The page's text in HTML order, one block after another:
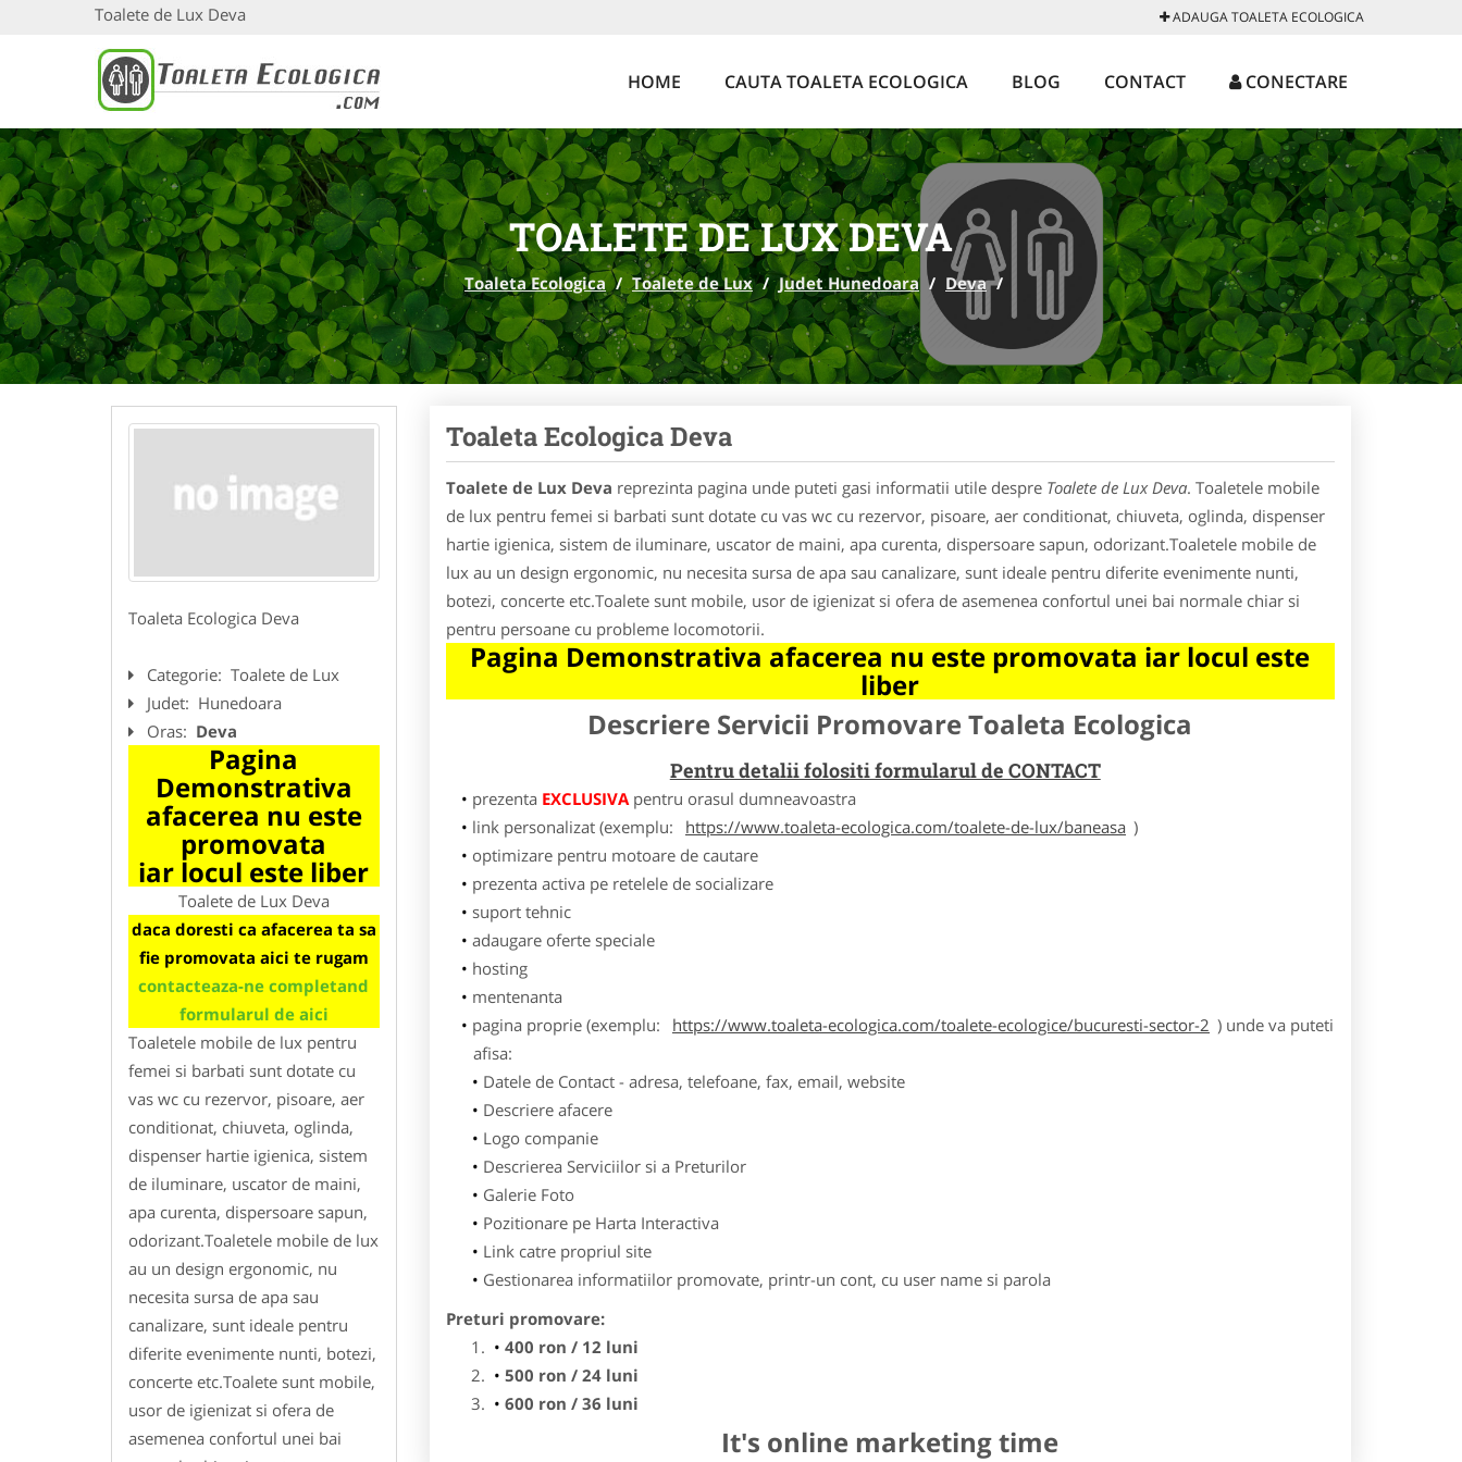
Toalete de Lux Deva ADAUGA TOALETA ECOLOGICA
HOME CAUTA TOALETA ECOLOGICA BLOG CONTACT CONECTARE
TOALETE DE LUX DEVA
Toaleta Ecologica / Toalete de Lux / Judet Hunedoara / Deva /
Toaleta Ecologica Deva
Categorie: Toalete de Lux
Judet: Hunedoara
Oras: Deva
Pagina
Demonstrativa
afacerea nu este
promovata
iar locul este liber
Toalete de Lux Deva
daca doresti ca afacerea ta sa
fie promovata aici te rugam
contacteaza-ne completand
formularul de aici
Toaletele mobile de lux pentru
femei si barbati sunt dotate cu
vas wc cu rezervor, pisoare, aer
conditionat, chiuveta, oglinda,
dispenser hartie igienica, sistem
de iluminare, uscator de maini,
apa curenta, dispersoare sapun,
odorizant.Toaletele mobile de lux
au un design ergonomic, nu
necesita sursa de apa sau
canalizare, sunt ideale pentru
diferite evenimente nunti, botezi,
concerte etc.Toalete sunt mobile,
usor de igienizat si ofera de
asemenea confortul unei bai
Toaleta Ecologica Deva
Toalete de Lux Deva reprezinta pagina unde puteti gasi informatii utile despre Toalete de Lux Deva. Toaletele mobile
de lux pentru femei si barbati sunt dotate cu vas wc cu rezervor, pisoare, aer conditionat, chiuveta, oglinda, dispenser
hartie igienica, sistem de iluminare, uscator de maini, apa curenta, dispersoare sapun, odorizant.Toaletele mobile de
lux au un design ergonomic, nu necesita sursa de apa sau canalizare, sunt ideale pentru diferite evenimente nunti,
botezi, concerte etc.Toalete sunt mobile, usor de igienizat si ofera de asemenea confortul unei bai normale chiar si
pentru persoane cu probleme locomotorii.
Pagina Demonstrativa afacerea nu este promovata iar locul este
liber
Descriere Servicii Promovare Toaleta Ecologica
Pentru detalii folositi formularul de CONTACT
prezenta EXCLUSIVApentru orasul dumneavoastra
link personalizat (exemplu:
https://www.toaleta-ecologica.com/toalete-de-lux/baneasa )
optimizare pentru motoare de cautare
prezenta activa pe retelele de socializare
suport tehnic
adaugare oferte speciale
hosting
mentenanta
pagina proprie (exemplu:
https://www.toaleta-ecologica.com/toalete-ecologice/bucuresti-sector-2 ) unde va puteti
afisa:
Datele de Contact - adresa, telefoane, fax, email, website
Descriere afacere
Logo companie
Descrierea Serviciilor si a Preturilor
Galerie Foto
Pozitionare pe Harta Interactiva
Link catre propriul site
Gestionarea informatiilor promovate, printr-un cont, cu user name si parola
Preturi promovare:
400 ron / 12 luni
500 ron / 24 luni
600 ron / 36 luni
It's online marketing time